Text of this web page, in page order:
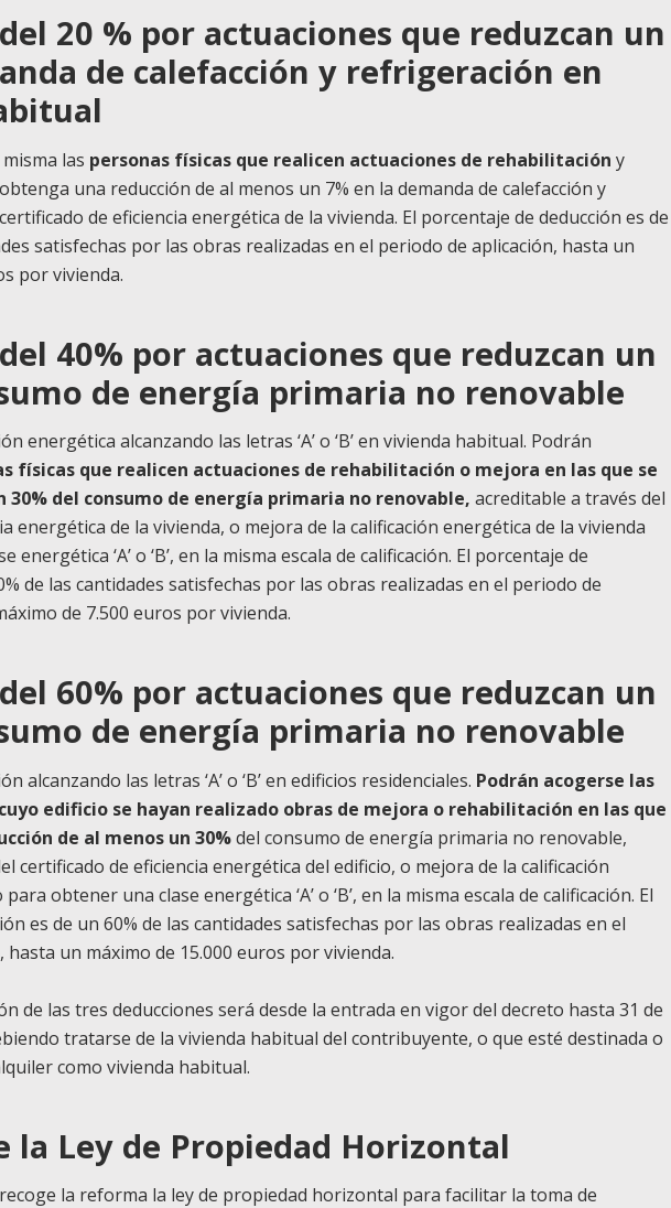
20 % por actuaciones que reduzcan un
de calefacción y refrigeración en
las personas físicas que realicen actuaciones de rehabilitación y
una reducción de al menos un 7% en la demanda de calefacción y
de eficiencia energética de la vivienda. El porcentaje de deducción es de
satisfechas por las obras realizadas en el periodo de aplicación, hasta un
por vivienda.
40% por actuaciones que reduzcan un
de energía primaria no renovable
energética alcanzando las letras ‘A’ o ‘B’ en vivienda habitual. Podrán
físicas que realicen actuaciones de rehabilitación o mejora en las que se
30% del consumo de energía primaria no renovable, acreditable a través del
energética de la vivienda, o mejora de la calificación energética de la vivienda
energética ‘A’ o ‘B’, en la misma escala de calificación. El porcentaje de
de las cantidades satisfechas por las obras realizadas en el periodo de
de 7.500 euros por vivienda.
60% por actuaciones que reduzcan un
de energía primaria no renovable
alcanzando las letras ‘A’ o ‘B’ en edificios residenciales. Podrán acogerse las
edificio se hayan realizado obras de mejora o rehabilitación en las que
de al menos un 30%del consumo de energía primaria no renovable,
certificado de eficiencia energética del edificio, o mejora de la calificación
obtener una clase energética ‘A’ o ‘B’, en la misma escala de calificación. El
es de un 60% de las cantidades satisfechas por las obras realizadas en el
hasta un máximo de 15.000 euros por vivienda.
de las tres deducciones será desde la entrada en vigor del decreto hasta 31 de
tratarse de la vivienda habitual del contribuyente, o que esté destinada o
como vivienda habitual.
la Ley de Propiedad Horizontal
la reforma la ley de propiedad horizontal para facilitar la toma de